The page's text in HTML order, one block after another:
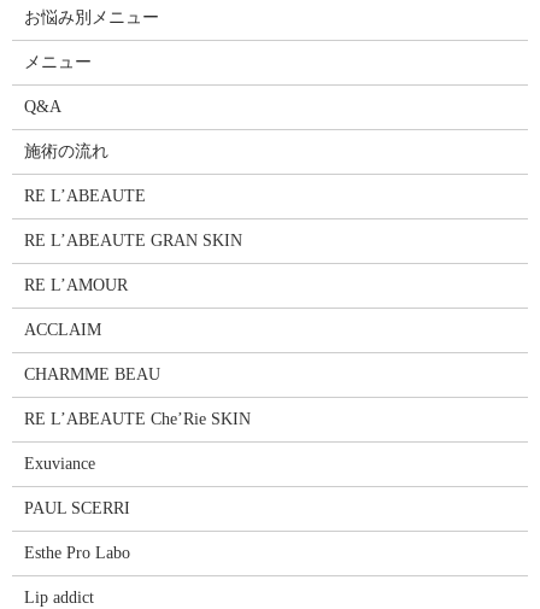
お悩み別メニュー
メニュー
Q&A
施術の流れ
RE L’ABEAUTE
RE L’ABEAUTE GRAN SKIN
RE L’AMOUR
ACCLAIM
CHARMME BEAU
RE L’ABEAUTE Che’Rie SKIN
Exuviance
PAUL SCERRI
Esthe Pro Labo
Lip addict